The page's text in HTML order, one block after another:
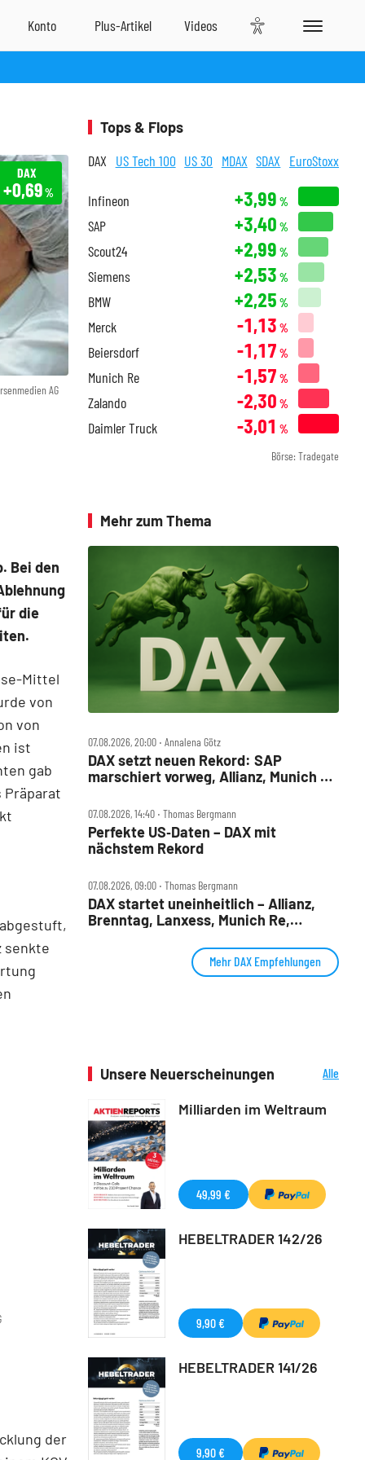
AG
DAX
+0,69%
Bei den
die
Mittel
von
von
ist
gab
Präparat
senkte
der
Tops & Flops
DAX US Tech 100 US 30 MDAX SDAX EuroStoxx
Infineon +3,99 %
SAP +3,40 %
Scout24 +2,99 %
Siemens +2,53 %
BMW +2,25 %
Merck -1,13 %
Beiersdorf -1,17 %
Munich Re -1,57 %
Zalando -2,30 %
Daimler Truck -3,01 %
Börse: Tradegate
Mehr zum Thema
07.08.2026, 20:00 ‧ Annalena Götz
DAX setzt neuen Rekord: SAP
marschiert vorweg, Allianz, Munich Re
07.08.2026, 14:40 ‧ Thomas Bergmann
Perfekte US‑Daten – DAX mit
nächstem Rekord
07.08.2026, 09:00 ‧ Thomas Bergmann
DAX startet uneinheitlich – Allianz,
Brenntag, Lanxess, Munich Re,
Mehr DAX Empfehlungen
Unsere Neuerscheinungen
Alle
Milliarden im Weltraum
49,99 €
HEBELTRADER 142/26
9,90 €
HEBELTRADER 141/26
9,90 €